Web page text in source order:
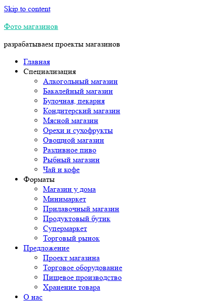
Skip to content
Фото магазинов
разрабатываем проекты магазинов
Главная
Специализация
Алкогольный магазин
Бакалейный магазин
Булочная, пекарня
Кондитерский магазин
Мясной магазин
Орехи и сухофрукты
Овощной магазин
Разливное пиво
Рыбный магазин
Чай и кофе
Форматы
Магазин у дома
Минимаркет
Прилавочный магазин
Продуктовый бутик
Супермаркет
Торговый рынок
Предложение
Проект магазина
Торговое оборудование
Пищевое производство
Хранение товара
О нас